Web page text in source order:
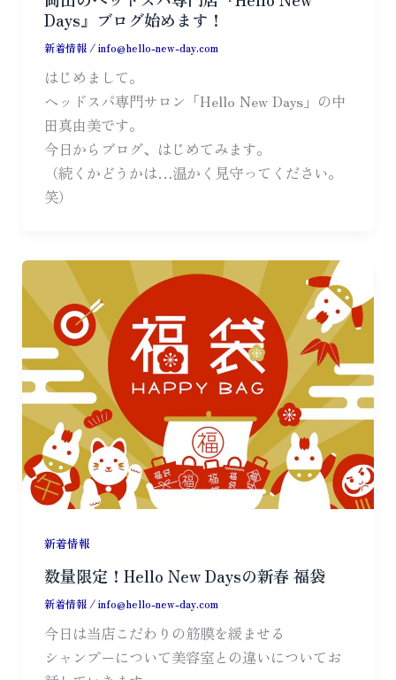
Days』ブログ始めます！
新着情報/info@hello-new-day.com
はじめまして。
ヘッドスパ専門サロン「Hello New Days」の中
田真由美です。
今日からブログ、はじめてみます。
（続くかどうかは…温かく見守ってください。
笑）
新着情報
数量限定！Hello New Daysの新春 福袋
新着情報/info@hello-new-day.com
今日は当店こだわりの筋膜を緩ませる
シャンプーについて美容室との違いについてお